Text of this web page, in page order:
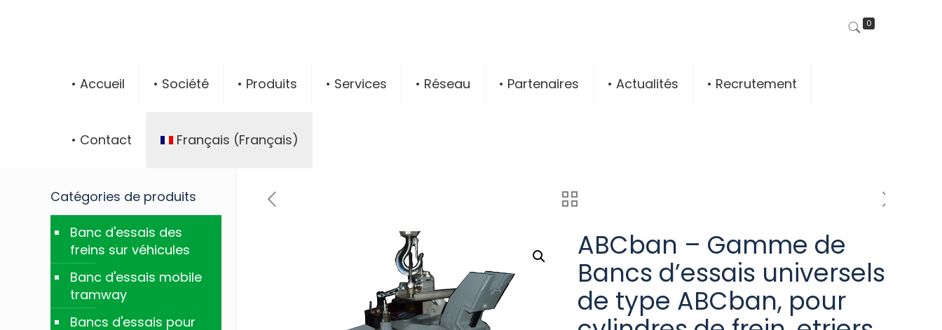
0
• Accueil • Société • Produits • Services • Réseau • Partenaires • Actualités • Recrutement
• Contact Français (Français)
ABCban – Gamme de
Bancs d’essais universels
de type ABCban, pour
Catégories de produits
Banc d'essais des
freins sur véhicules
Banc d'essais mobile
tramway
Bancs d'essais pour